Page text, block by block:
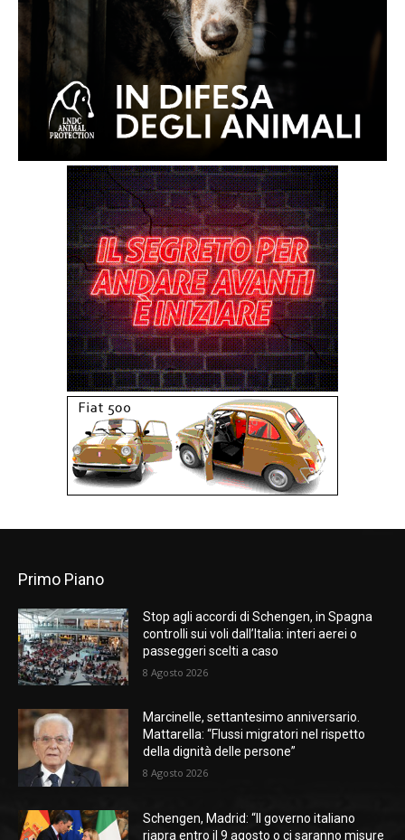
Primo Piano
Stop agli accordi di Schengen, in Spagna
controlli sui voli dall’Italia: interi aerei o
passeggeri scelti a caso
8 Agosto 2026
Marcinelle, settantesimo anniversario.
Mattarella: “Flussi migratori nel rispetto
della dignità delle persone”
8 Agosto 2026
Schengen, Madrid: “Il governo italiano
riapra entro il 9 agosto o ci saranno misure